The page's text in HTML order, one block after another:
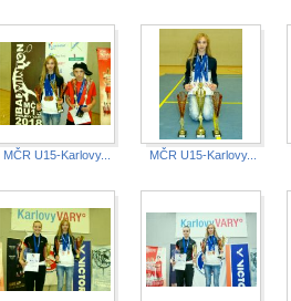
MČR U15-Karlovy... MČR U15-Karlovy...